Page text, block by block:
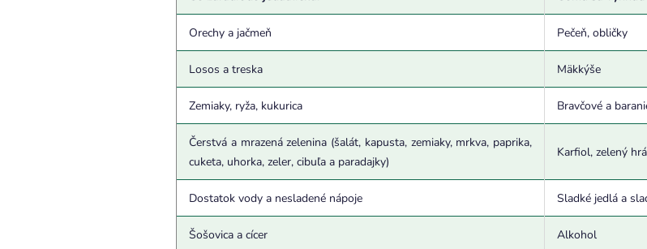
Orechy a jačmeň Pečeň, obličky
Losos a treska Mäkkýše
Zemiaky, ryža, kukurica Bravčové a
Čerstvá a mrazená zelenina (šalát, kapusta, zemiaky, mrkva, paprika,
cuketa, uhorka, zeler, cibuľa a paradajky)
Karfiol, zelený
Dostatok vody a nesladené nápoje Sladké jedlá a
Šošovica a cícer Alkohol